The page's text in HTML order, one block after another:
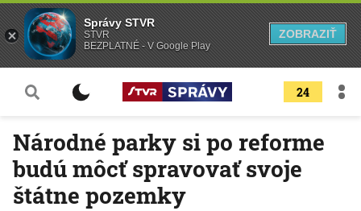
24
Národné parky si po reforme
budú môcť spravovať svoje
štátne pozemky
Správy STVR
STVR
BEZPLATNÉ - V Google Play
ZOBRAZIŤ